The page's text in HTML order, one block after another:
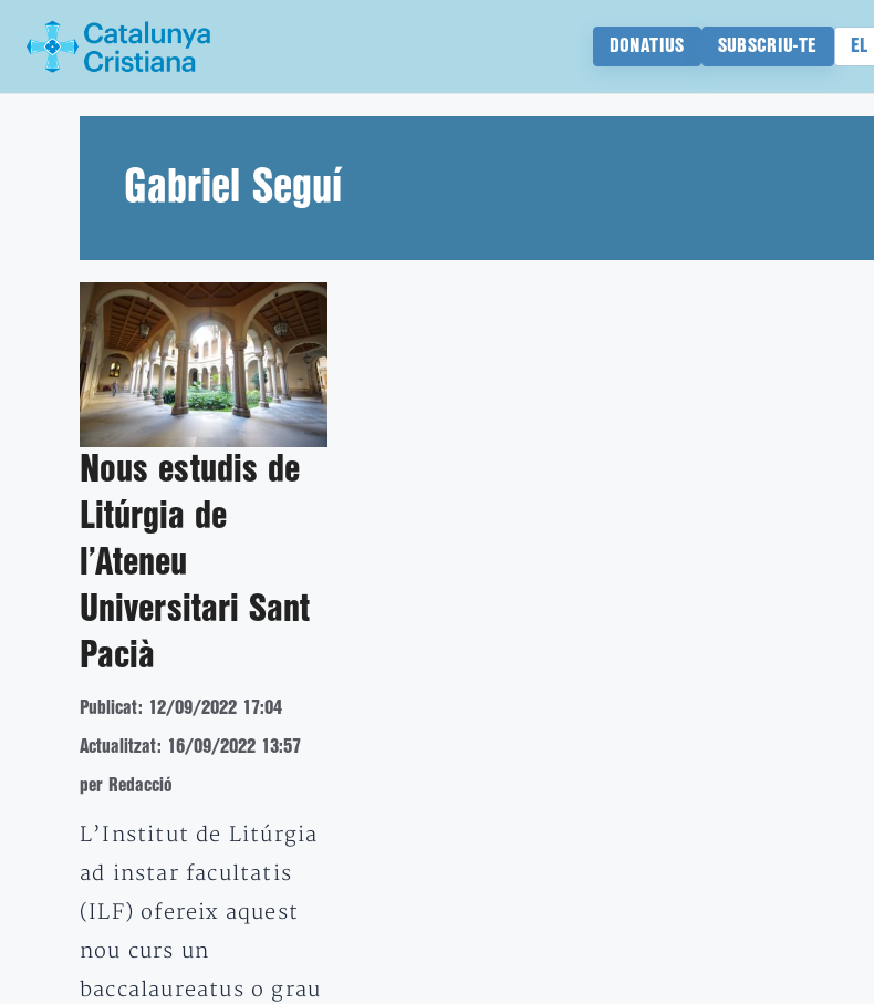
DONATIUS SUBSCRIU-TE
Gabriel Seguí
Nous estudis de
Litúrgia de
l’Ateneu
Universitari Sant
Pacià
Publicat: 12/09/2022 17:04
Actualitzat: 16/09/2022 13:57
per Redacció
L’Institut de Litúrgia
ad instar facultatis
(ILF) ofereix aquest
nou curs un
baccalaureatus o grau